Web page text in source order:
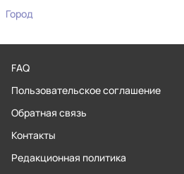
Город
FAQ
Пользовательское соглашение
Обратная связь
Контакты
Редакционная политика